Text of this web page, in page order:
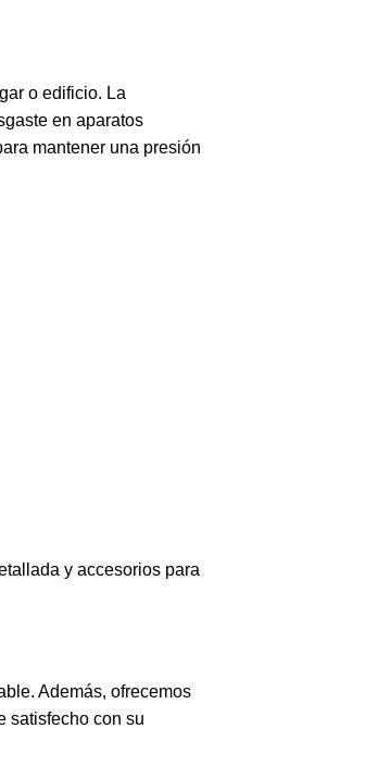
o edificio. La
en aparatos
mantener una presión
y accesorios para
Además, ofrecemos
satisfecho con su